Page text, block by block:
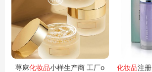
荨麻化妆品小样生产商 工厂o
化妆品注册